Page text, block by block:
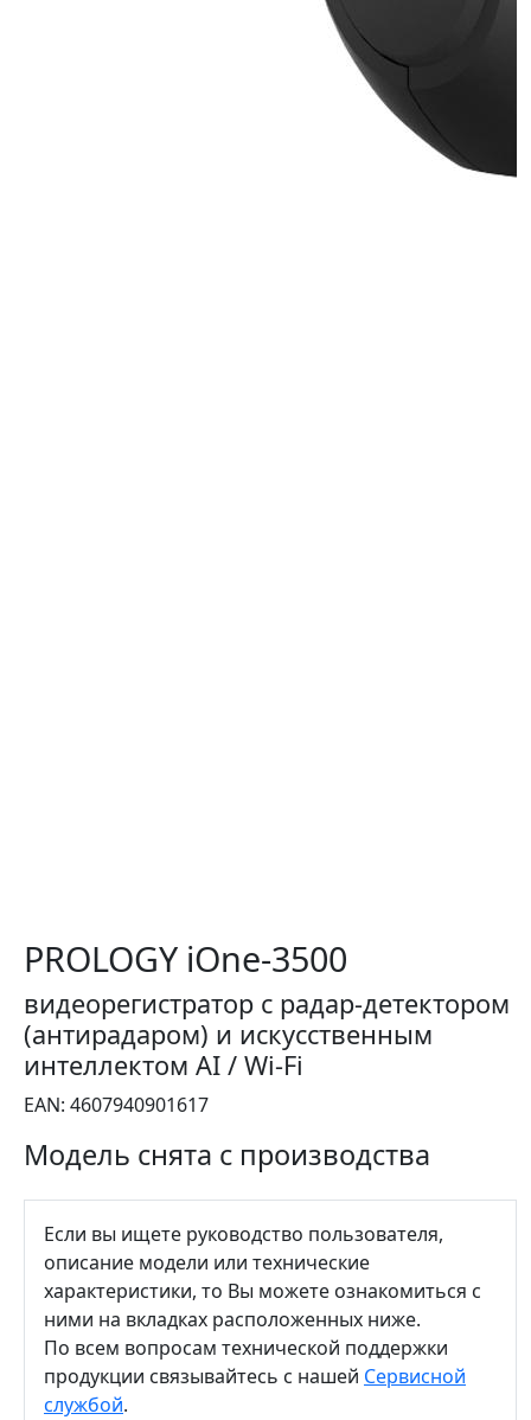
PROLOGY iOne-3500
видеорегистратор с радар-детектором
(антирадаром) и искусственным
интеллектом AI / Wi-Fi
EAN: 4607940901617
Модель снята с производства
Если вы ищете руководство пользователя,
описание модели или технические
характеристики, то Вы можете ознакомиться с
ними на вкладках расположенных ниже.
По всем вопросам технической поддержки
продукции связывайтесь с нашей Сервисной
службой.